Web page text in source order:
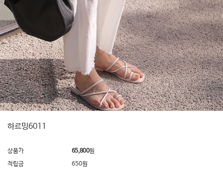
하르밍6011
상품가 65,800원
적립금
650원